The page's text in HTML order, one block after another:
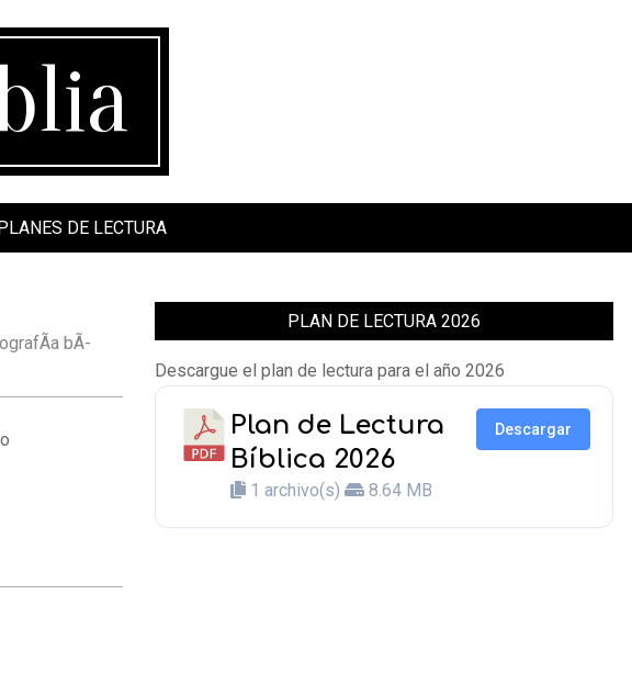
DE LECTURA
bÃ­
PLAN DE LECTURA 2026
Descargue el plan de lectura para el año 2026
Plan de Lectura
Bíblica 2026
1 archivo(s) 8.64 MB
Descargar